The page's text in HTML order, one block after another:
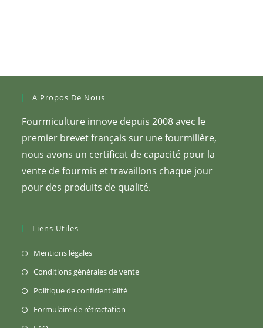
A Propos De Nous
Fourmiculture innove depuis 2008 avec le
premier brevet français sur une fourmilière,
nous avons un certificat de capacité pour la
vente de fourmis et travaillons chaque jour
pour des produits de qualité.
Liens Utiles
Mentions légalesS’ouvre
nouvel
onglet
Conditions générales de venteS’ouvre
Politique de confidentialitéS’ouvre
Formulaire de rétractation